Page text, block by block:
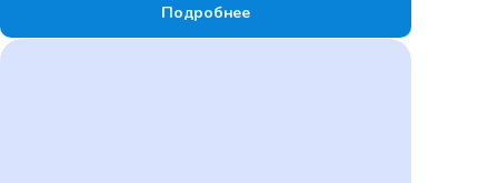
Подробнее